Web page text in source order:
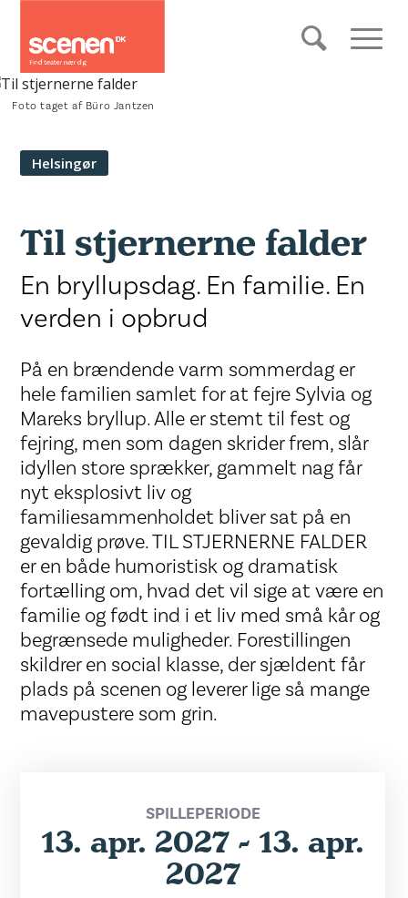
Foto taget af Büro Jantzen
Helsingør
Til stjernerne falder
En bryllupsdag. En familie. En
verden i opbrud
På en brændende varm sommerdag er
hele familien samlet for at fejre Sylvia og
Mareks bryllup. Alle er stemt til fest og
fejring, men som dagen skrider frem, slår
idyllen store sprækker, gammelt nag får
nyt eksplosivt liv og
familiesammenholdet bliver sat på en
gevaldig prøve. TIL STJERNERNE FALDER
er en både humoristisk og dramatisk
fortælling om, hvad det vil sige at være en
familie og født ind i et liv med små kår og
begrænsede muligheder. Forestillingen
skildrer en social klasse, der sjældent får
plads på scenen og leverer lige så mange
mavepustere som grin.
SPILLEPERIODE
13. apr. 2027 - 13. apr.
2027